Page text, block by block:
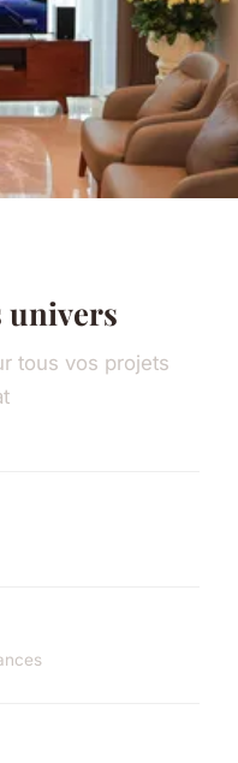
univers
tous vos projets